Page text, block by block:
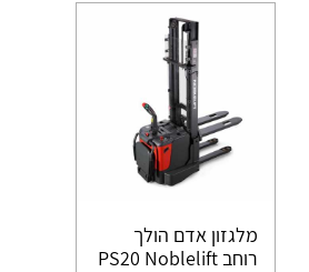
מלגזון אדם הולך
רוחב PS20 Noblelift